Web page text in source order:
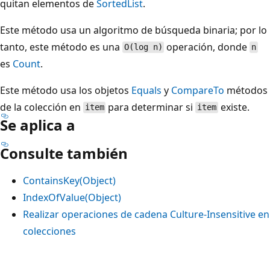
quitan elementos deSortedList.
Este método usa un algoritmo de búsqueda binaria; por lo
tanto, este método es una O(log n) operación, donde n
es Count.
Este método usa los objetos Equals y CompareTo métodos
de la colección en item para determinar si itemexiste.
Se aplica a
Consulte también
ContainsKey(Object)
IndexOfValue(Object)
Realizar operaciones de cadena Culture-Insensitive en
colecciones